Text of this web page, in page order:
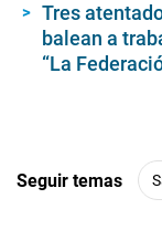
Tres
balean a
“La
Seguir temas